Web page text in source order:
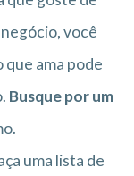
você
ama pode
Busque por um
uma lista de